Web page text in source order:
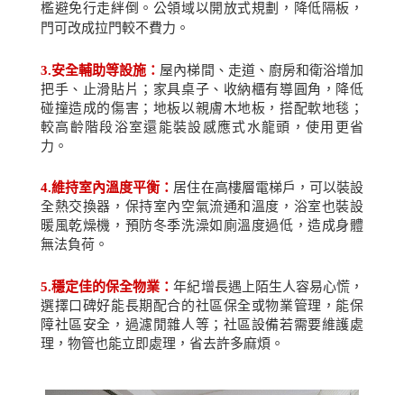
檻避免行走絆倒。公領域以開放式規劃，降低隔板，
門可改成拉門較不費力。
3.安全輔助等設施： 屋內梯間、走道、廚房和衛浴增加
把手、止滑貼片；家具桌子、收納櫃有導圓角，降低
碰撞造成的傷害；地板以親膚木地板，搭配軟地毯；
較高齡階段浴室還能裝設感應式水龍頭，使用更省
力。
4.維持室內溫度平衡： 居住在高樓層電梯戶，可以裝設
全熱交換器，保持室內空氣流通和溫度，浴室也裝設
暖風乾燥機，預防冬季洗澡如廁溫度過低，造成身體
無法負荷。
5.穩定佳的保全物業：年紀增長遇上陌生人容易心慌，
選擇口碑好能長期配合的社區保全或物業管理，能保
障社區安全，過濾閒雜人等；社區設備若需要維護處
理，物管也能立即處理，省去許多麻煩。